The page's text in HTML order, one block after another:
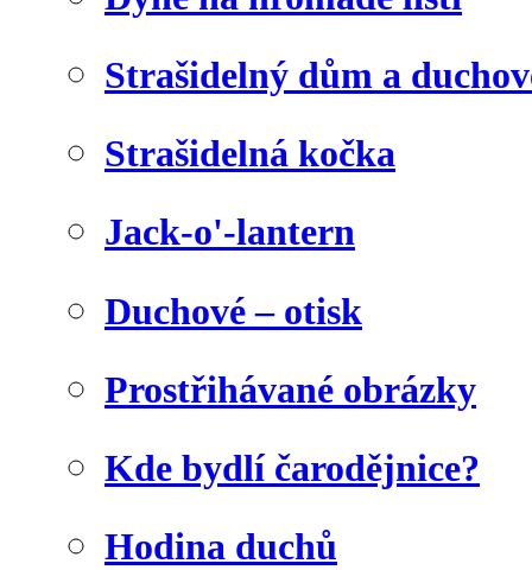
Strašidelný dům a
Strašidelná kočka
Jack-o'-lantern
Duchové – otisk
Prostřihávané obrázky
Kde bydlí čarodějnice?
Hodina duchů